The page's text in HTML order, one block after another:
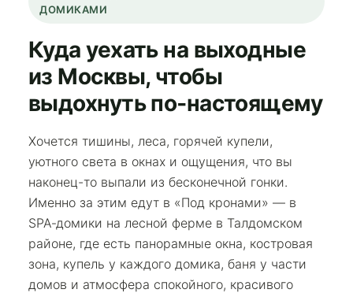
ДОМИКАМИ
Куда уехать на выходные
из Москвы, чтобы
выдохнуть по‑настоящему
Хочется тишины, леса, горячей купели,
уютного света в окнах и ощущения, что вы
наконец-то выпали из бесконечной гонки.
Именно за этим едут в «Под кронами» — в
SPA‑домики на лесной ферме в Талдомском
районе, где есть панорамные окна, костровая
зона, купель у каждого домика, баня у части
домов и атмосфера спокойного, красивого